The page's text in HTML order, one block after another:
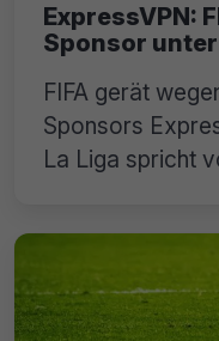
ExpressVPN:
Sponsor
FIFA gerät
Sponsors
La Liga spricht